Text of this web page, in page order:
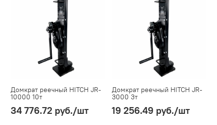
Домкрат реечный HITCH JR-
10000 10т
34 776.72 руб./шт
Домкрат реечный HITCH JR-
3000 3т
19 256.49 руб./шт